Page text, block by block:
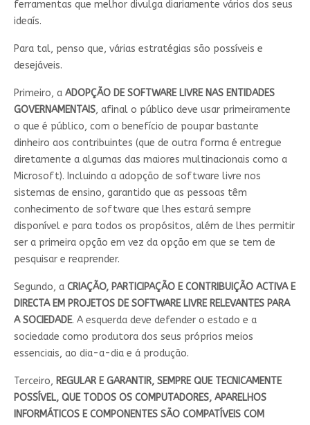
ferramentas que melhor divulga diariamente vários dos seus
ideaís.
Para tal, penso que, várias estratégias são possíveis e
desejáveis.
Primeiro, a ADOPÇÃO DE SOFTWARE LIVRE NAS ENTIDADES
GOVERNAMENTAIS, afinal o público deve usar primeiramente
o que é público, com o benefício de poupar bastante
dinheiro aos contribuintes (que de outra forma é entregue
diretamente a algumas das maiores multinacionais como a
Microsoft). Incluindo a adopção de software livre nos
sistemas de ensino, garantido que as pessoas têm
conhecimento de software que lhes estará sempre
disponível e para todos os propósitos, além de lhes permitir
ser a primeira opção em vez da opção em que se tem de
pesquisar e reaprender.
Segundo, a CRIAÇÃO, PARTICIPAÇÃO E CONTRIBUIÇÃO ACTIVA E
DIRECTA EM PROJETOS DE SOFTWARE LIVRE RELEVANTES PARA
A SOCIEDADE. A esquerda deve defender o estado e a
sociedade como produtora dos seus próprios meios
essenciais, ao dia-a-dia e á produção.
Terceiro, REGULAR E GARANTIR, SEMPRE QUE TECNICAMENTE
POSSÍVEL, QUE TODOS OS COMPUTADORES, APARELHOS
INFORMÁTICOS E COMPONENTES SÃO COMPATÍVEIS COM